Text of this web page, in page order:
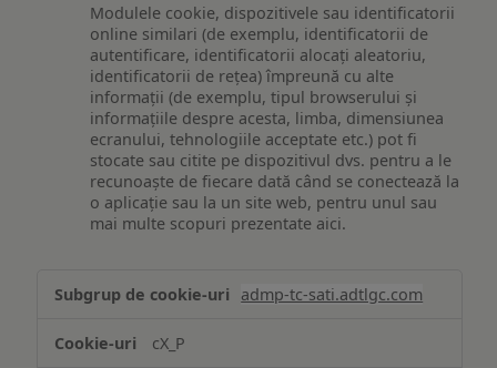
Modulele cookie, dispozitivele sau identificatorii
online similari (de exemplu, identificatorii de
autentificare, identificatorii alocați aleatoriu,
identificatorii de rețea) împreună cu alte
informații (de exemplu, tipul browserului și
informațiile despre acesta, limba, dimensiunea
ecranului, tehnologiile acceptate etc.) pot fi
stocate sau citite pe dispozitivul dvs. pentru a le
recunoaște de fiecare dată când se conectează la
o aplicație sau la un site web, pentru unul sau
mai multe scopuri prezentate aici.
și/sau
informațiilor
admp-tc-sati.adtlgc.com
cX_P